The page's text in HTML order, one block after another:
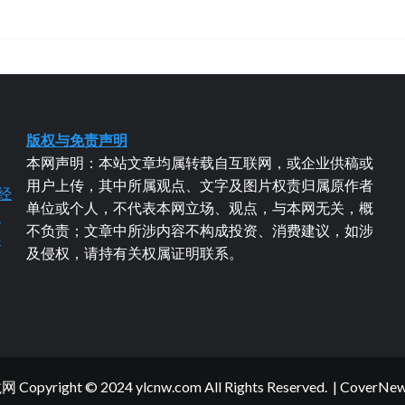
版权与免责声明
本网声明：本站文章均属转载自互联网，或企业供稿或
用户上传，其中所属观点、文字及图片权责归属原作者
单位或个人，不代表本网立场、观点，与本网无关，概
不负责；文章中所涉内容不构成投资、消费建议，如涉
及侵权，请持有关权属证明联系。
Copyright © 2024 ylcnw.com All Rights Reserved. |